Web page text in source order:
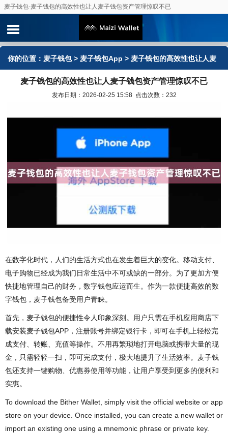
麦子钱包-麦子钱包的高效性也让人麦子钱包资产管理惊叹不已
你的位置： 麦子钱包> 麦子钱包App > 麦子钱包的高效性也让人麦
子钱包资产管理惊叹不已
麦子钱包的高效性也让人麦子钱包资产管理惊叹不已
发布日期：2026-02-25 15:58 点击次数：232
在数字化时代，人们的生活方式也在发生着巨大的变化。移动支付、
电子购物已经成为我们日常生活中不可或缺的一部分。为了更加方便
快捷地管理自己的财务，数字钱包应运而生。作为一款便捷高效的数
字钱包，麦子钱包备受用户青睐。
首先，麦子钱包的便捷性令人印象深刻。用户只需在手机应用商店下
载安装麦子钱包APP，注册账号并绑定银行卡，即可在手机上轻松完
成支付、转账、充值等操作。不用再繁琐地打开电脑或携带大量的现
金，只需轻轻一扫，即可完成支付，极大地提升了生活效率。麦子钱
包还支持一键购物、优惠券使用等功能，让用户享受到更多的便利和
实惠。
To download the Bither Wallet, simply visit the official website or app
store on your device. Once installed, you can create a new wallet or
import an existing one using a mnemonic phrase or private key.